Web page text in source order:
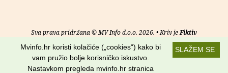
Sva prava pridržana © MV Info d.o.o. 2026. • Kriv jeFiktiv
O nama• Pomoć• Uvjeti korištenja•RSS kanali
Potraži nas na:
SLAŽEM SE
Mvinfo.hr koristi kolačiće („cookies“) kako bi
vam pružio bolje korisničko iskustvo.
Nastavkom pregleda mvinfo.hr stranica